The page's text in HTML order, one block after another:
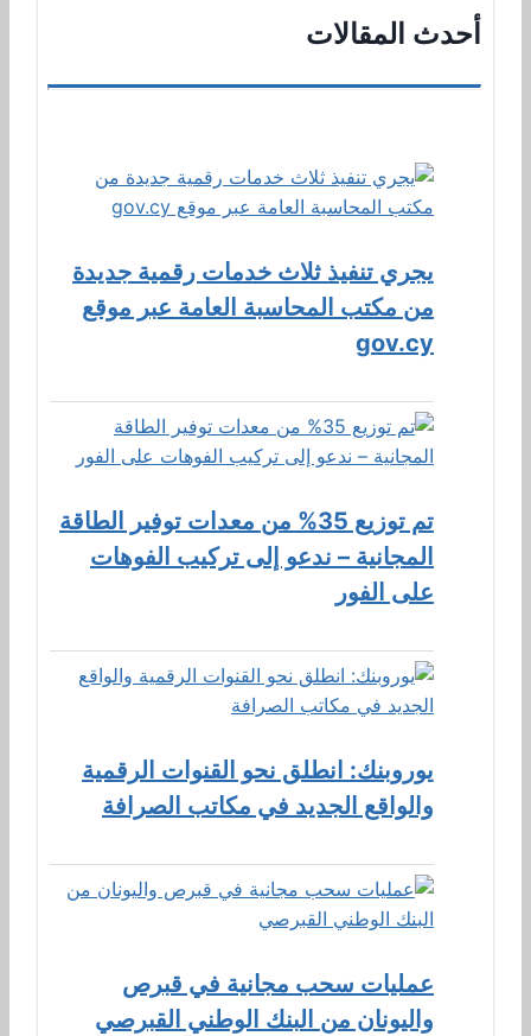
أحدث المقالات
يجري تنفيذ ثلاث خدمات رقمية جديدة
من مكتب المحاسبة العامة عبر موقع
gov.cy
تم توزيع 35% من معدات توفير الطاقة
المجانية – ندعو إلى تركيب الفوهات
على الفور
يوروبنك: انطلق نحو القنوات الرقمية
والواقع الجديد في مكاتب الصرافة
عمليات سحب مجانية في قبرص
واليونان من البنك الوطني القبرصي